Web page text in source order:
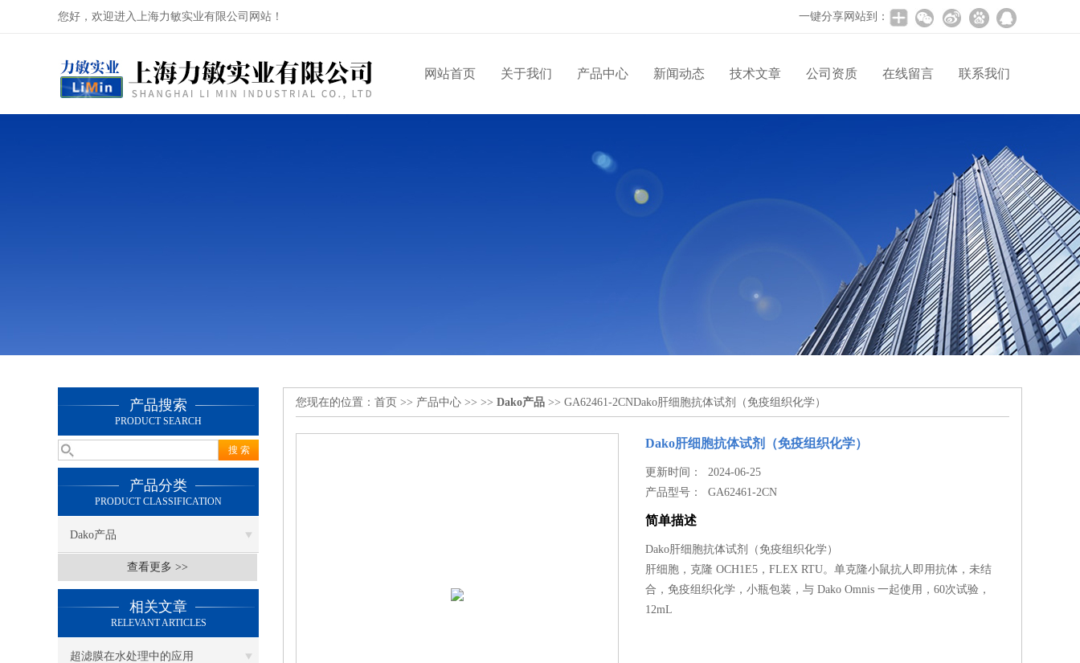
您好，欢迎进入上海力敏实业有限公司网站！ 一键分享网站到：
网站首页 关于我们 产品中心 新闻动态 技术文章 公司资质 在线留言 联系我们
产品搜索
PRODUCT SEARCH
产品分类
PRODUCT CLASSIFICATION
Dako产品
查看更多 >>
相关文章
RELEVANT ARTICLES
超滤膜在水处理中的应用
您现在的位置： 首页 >> 产品中心 >> >> Dako产品 >> GA62461-2CNDako肝细胞抗体试剂（免疫组织化学）
Dako肝细胞抗体试剂（免疫组织化学）
更新时间： 2024-06-25
产品型号：GA62461-2CN
简单描述
Dako肝细胞抗体试剂（免疫组织化学）
肝细胞，克隆 OCH1E5，FLEX RTU。单克隆小鼠抗人即用抗体，未结
合，免疫组织化学，小瓶包装，与 Dako Omnis 一起使用，60次试验，
12mL